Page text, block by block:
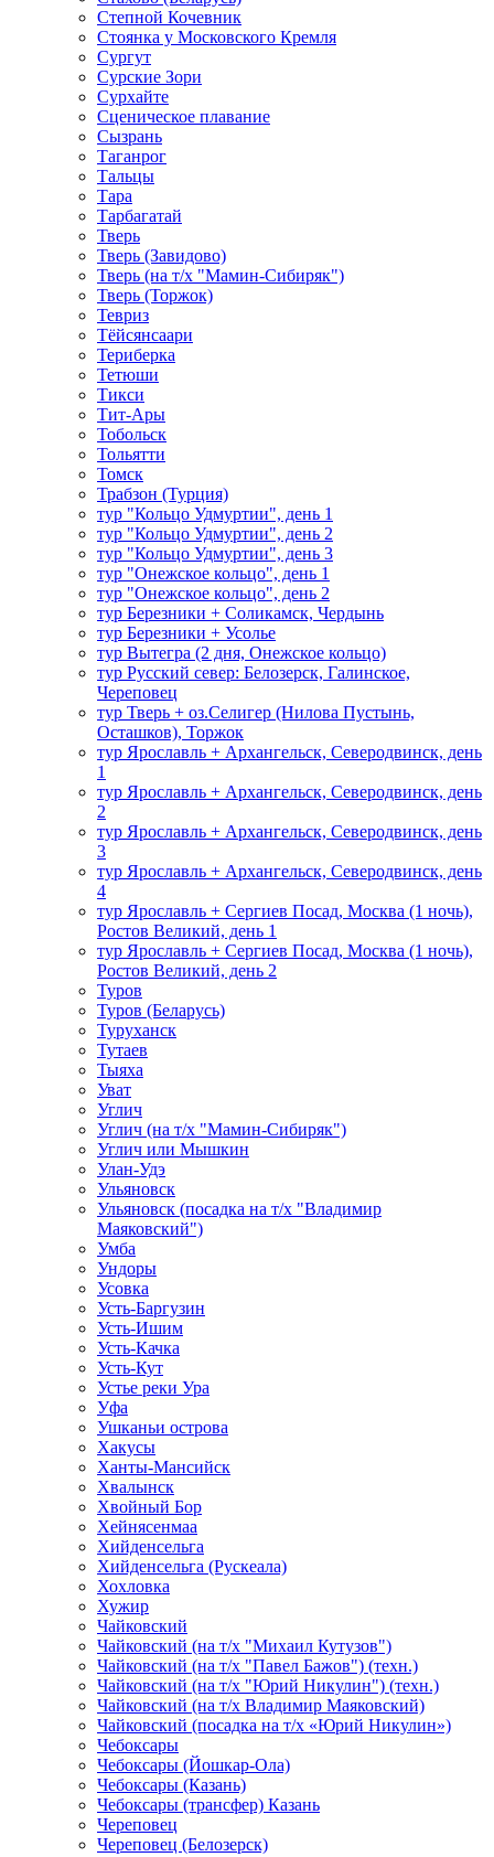
Степной Кочевник
Стоянка у Московского Кремля
Сургут
Сурские Зори
Сурхайте
Сценическое плавание
Сызрань
Таганрог
Тальцы
Тара
Тарбагатай
Тверь
Тверь (Завидово)
Тверь (на т/х "Мамин-Сибиряк")
Тверь (Торжок)
Тевриз
Тёйсянсаари
Териберка
Тетюши
Тикси
Тит-Ары
Тобольск
Тольятти
Томск
Трабзон (Турция)
тур "Кольцо Удмуртии", день 1
тур "Кольцо Удмуртии", день 2
тур "Кольцо Удмуртии", день 3
тур "Онежское кольцо", день 1
тур "Онежское кольцо", день 2
тур Березники + Соликамск, Чердынь
тур Березники + Усолье
тур Вытегра (2 дня, Онежское кольцо)
тур Русский север: Белозерск, Галинское,
Череповец
тур Тверь + оз.Селигер (Нилова Пустынь,
Осташков), Торжок
тур Ярославль + Архангельск, Северодвинск, день
1
тур Ярославль + Архангельск, Северодвинск, день
2
тур Ярославль + Архангельск, Северодвинск, день
3
тур Ярославль + Архангельск, Северодвинск, день
4
тур Ярославль + Сергиев Посад, Москва (1 ночь),
Ростов Великий, день 1
тур Ярославль + Сергиев Посад, Москва (1 ночь),
Ростов Великий, день 2
Туров
Туров (Беларусь)
Туруханск
Тутаев
Тыяха
Уват
Углич
Углич (на т/х "Мамин-Сибиряк")
Углич или Мышкин
Улан-Удэ
Ульяновск
Ульяновск (посадка на т/х "Владимир
Маяковский")
Умба
Ундоры
Усовка
Усть-Баргузин
Усть-Ишим
Усть-Качка
Усть-Кут
Устье реки Ура
Уфа
Ушканьи острова
Хакусы
Ханты-Мансийск
Хвалынск
Хвойный Бор
Хейнясенмаа
Хийденсельга
Хийденсельга (Рускеала)
Хохловка
Хужир
Чайковский
Чайковский (на т/х "Михаил Кутузов")
Чайковский (на т/х "Павел Бажов") (техн.)
Чайковский (на т/х "Юрий Никулин") (техн.)
Чайковский (на т/х Владимир Маяковский)
Чайковский (посадка на т/х «Юрий Никулин»)
Чебоксары
Чебоксары (Йошкар-Ола)
Чебоксары (Казань)
Чебоксары (трансфер) Казань
Череповец
Череповец (Белозерск)